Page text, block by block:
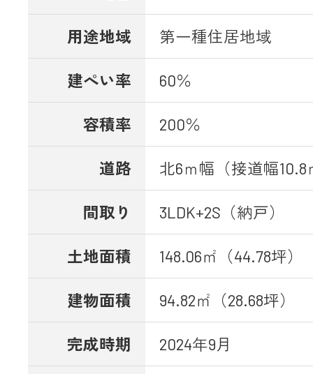
用途地域 第一種住居地域
建ぺい率 60％
容積率 200％
道路 北6ｍ幅（接道幅10.8
間取り 3LDK+2S（納戸）
土地面積 148.06㎡（44.78坪）
建物面積 94.82㎡（28.68坪）
完成時期 2024年9月